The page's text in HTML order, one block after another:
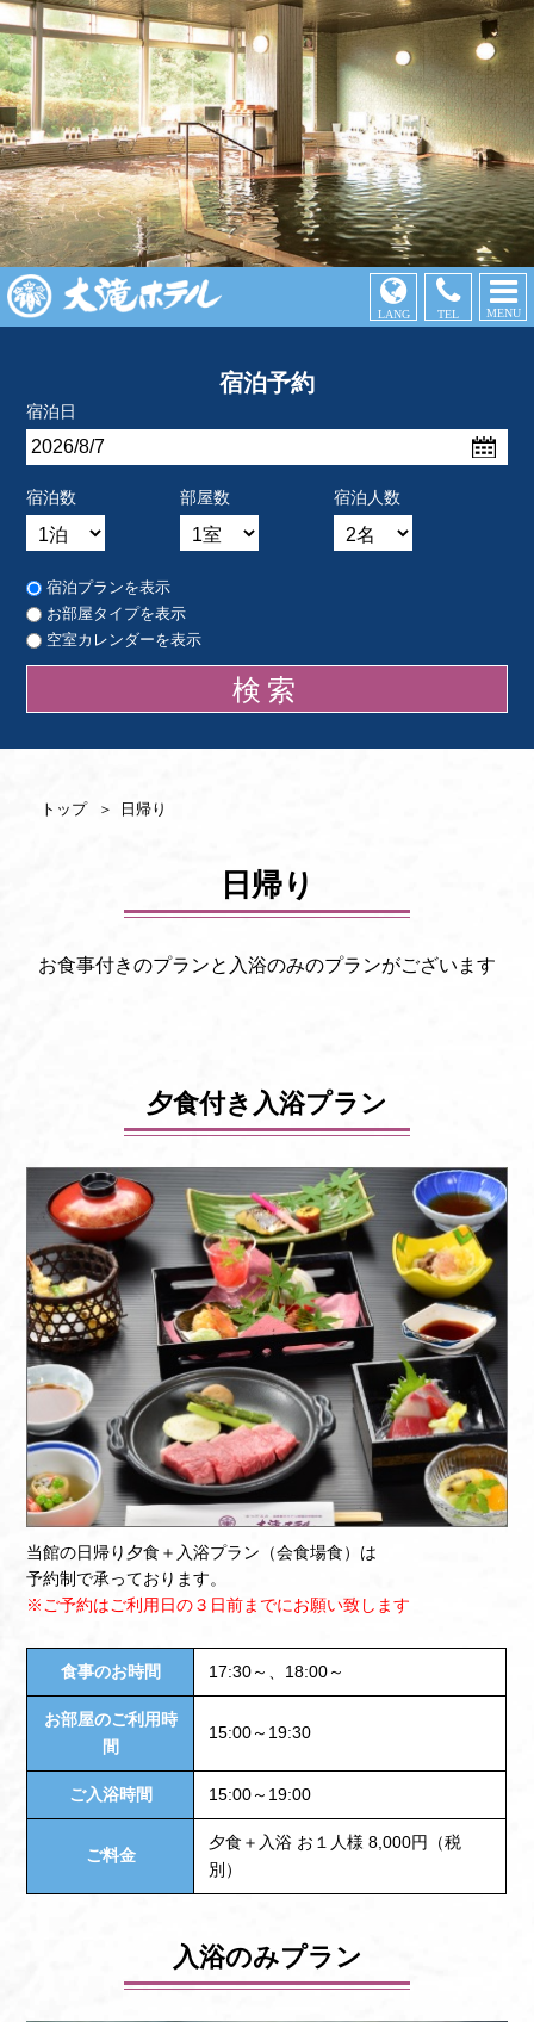
LANG TEL MENU
宿泊予約
宿泊日
宿泊数 部屋数 宿泊人数
宿泊プランを表示
お部屋タイプを表示
空室カレンダーを表示
トップ 日帰り
日帰り
お食事付きのプランと入浴のみのプランがございます
夕食付き入浴プラン
当館の日帰り夕食＋入浴プラン（会食場食）は
予約制で承っております。
※ご予約はご利用日の３日前までにお願い致します
食事のお時間 17:30～、18:00～
お部屋のご利用時
間
15:00～19:30
ご入浴時間 15:00～19:00
ご料金
夕食＋入浴 お１人様 8,000円（税
別）
入浴のみプラン